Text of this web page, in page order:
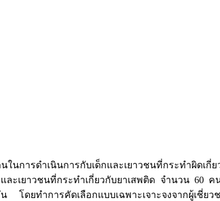
นการดำเนินการกับเด็กและเยาวชนที่กระทำผิดเ
ะเยาวชนที่กระทำเกี่ยวกับยาเสพติด จำนวน 60
โดยทำการคัดเลือกแบบเฉพาะเจาะจงจากผู้เชี่ยว